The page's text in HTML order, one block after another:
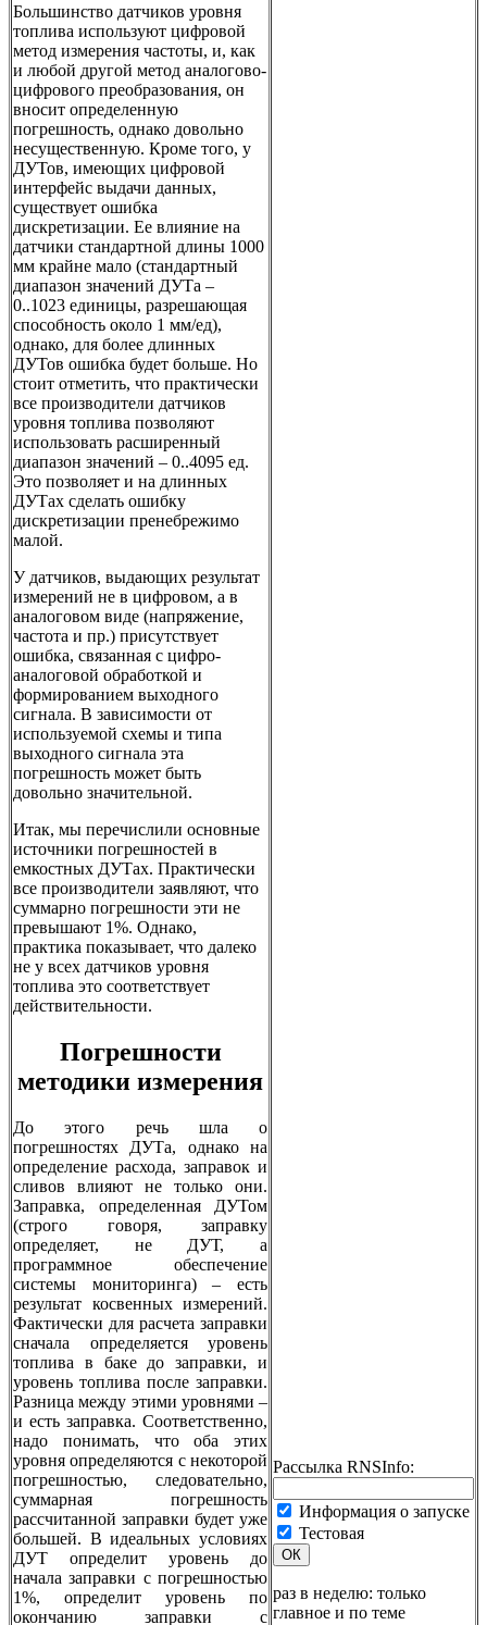
Большинство датчиков уровня
топлива используют цифровой
метод измерения частоты, и, как
и любой другой метод аналогово-
цифрового преобразования, он
вносит определенную
погрешность, однако довольно
несущественную. Кроме того, у
ДУТов, имеющих цифровой
интерфейс выдачи данных,
существует ошибка
дискретизации. Ее влияние на
датчики стандартной длины 1000
мм крайне мало (стандартный
диапазон значений ДУТа –
0..1023 единицы, разрешающая
способность около 1 мм/ед),
однако, для более длинных
ДУТов ошибка будет больше. Но
стоит отметить, что практически
все производители датчиков
уровня топлива позволяют
использовать расширенный
диапазон значений – 0..4095 ед.
Это позволяет и на длинных
ДУТах сделать ошибку
дискретизации пренебрежимо
малой.
У датчиков, выдающих результат
измерений не в цифровом, а в
аналоговом виде (напряжение,
частота и пр.) присутствует
ошибка, связанная с цифро-
аналоговой обработкой и
формированием выходного
сигнала. В зависимости от
используемой схемы и типа
выходного сигнала эта
погрешность может быть
довольно значительной.
Итак, мы перечислили основные
источники погрешностей в
емкостных ДУТах. Практически
все производители заявляют, что
суммарно погрешности эти не
превышают 1%. Однако,
практика показывает, что далеко
не у всех датчиков уровня
топлива это соответствует
действительности.
Погрешности
методики измерения
До этого речь шла о
погрешностях ДУТа, однако на
определение расхода, заправок и
сливов влияют не только они.
Заправка, определенная ДУТом
(строго говоря, заправку
определяет, не ДУТ, а
программное обеспечение
системы мониторинга) – есть
результат косвенных измерений.
Фактически для расчета заправки
сначала определяется уровень
топлива в баке до заправки, и
уровень топлива после заправки.
Разница между этими уровнями –
и есть заправка. Соответственно,
надо понимать, что оба этих
уровня определяются с некоторой
погрешностью, следовательно,
суммарная погрешность
рассчитанной заправки будет уже
большей. В идеальных условиях
ДУТ определит уровень до
начала заправки с погрешностью
1%, определит уровень по
окончанию заправки с
Рассылка RNSInfo:
Информация о запуске
Тестовая
ОК
раз в неделю: только
главное и по теме